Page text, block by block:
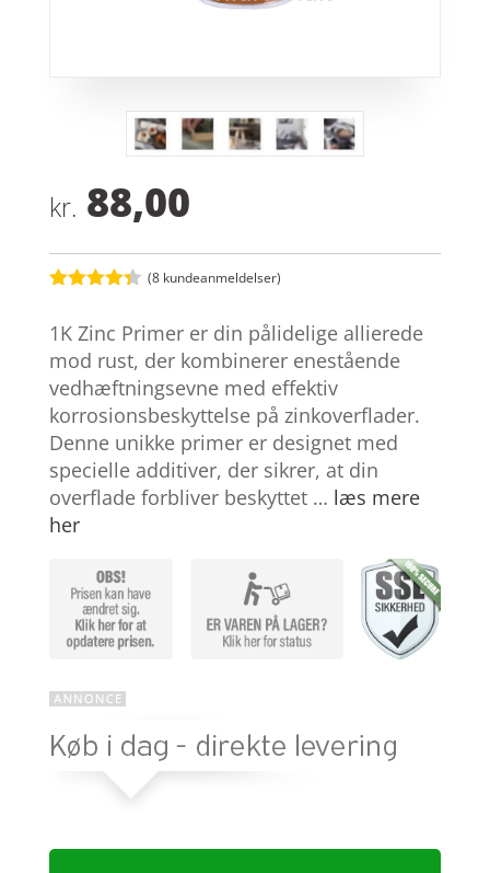
kr. 88,00
ud af 5
baseret
på
kundebedø
mmelser
(8 kundeanmeldelser)
1K Zinc Primer er din pålidelige allierede
mod rust, der kombinerer enestående
vedhæftningsevne med effektiv
korrosionsbeskyttelse på zinkoverflader.
Denne unikke primer er designet med
specielle additiver, der sikrer, at din
overflade forbliver beskyttet … læs mere
her